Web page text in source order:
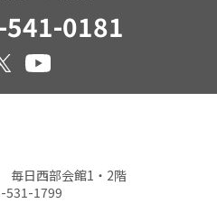
0181
毎日西部会館1・2階
531-1799